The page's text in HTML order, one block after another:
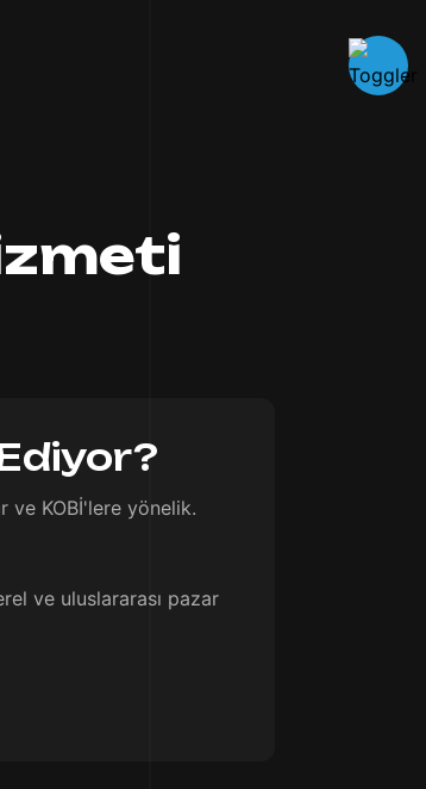
ve KOBİ'lere yönelik.
ve uluslararası pazar